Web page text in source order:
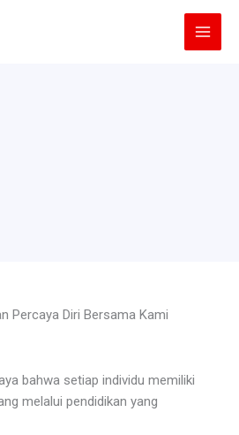
Percaya Diri Bersama Kami
bahwa setiap individu memiliki
melalui pendidikan yang